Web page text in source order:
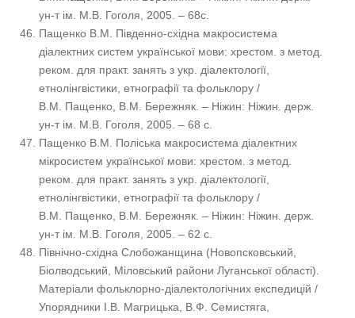
ун-т ім. М.В. Гоголя, 2005. – 68с.
Пащенко В.М. Південно-східна макросистема
діалектних систем української мови: хрестом. з метод.
реком. для практ. занять з укр. діалектології,
етнолінгвістики, етнографії та фольклору /
В.М. Пащенко, В.М. Бережняк. – Ніжин: Ніжин. держ.
ун-т ім. М.В. Гоголя, 2005. – 68 с.
Пащенко В.М. Поліська макросистема діалектних
мікросистем української мови: хрестом. з метод.
реком. для практ. занять з укр. діалектології,
етнолінгвістики, етнографії та фольклору /
В.М. Пащенко, В.М. Бережняк. – Ніжин: Ніжин. держ.
ун-т ім. М.В. Гоголя, 2005. – 62 с.
Північно-східна Слобожанщина (Новопсковський,
Біолводський, Міловський райони Луганської області).
Матеріали фольклорно-діалектологічних експедицій /
Упорядники І.В. Магрицька, В.Ф. Семистяга,